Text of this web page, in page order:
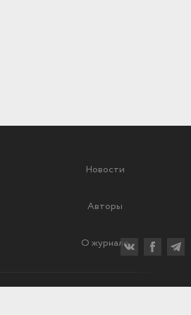
Новости
Авторы
О журнале